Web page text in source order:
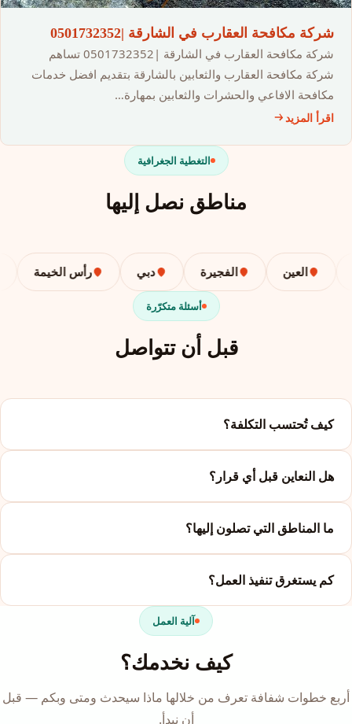
شركة مكافحة العقارب في الشارقة |0501732352
شركة مكافحة العقارب في الشارقة |0501732352 تساهم
شركة مكافحة العقارب والثعابين بالشارقة بتقديم افضل خدمات
مكافحة الافاعي والحشرات والثعابين بمهارة…
اقرأ المزيد
التغطية الجغرافية
مناطق نصل إليها
العين الفجيرة دبي رأس الخيمة
أسئلة متكرّرة
قبل أن تتواصل
كيف تُحتسب التكلفة؟
هل النعاين قبل أي قرار؟
ما المناطق التي تصلون إليها؟
كم يستغرق تنفيذ العمل؟
آلية العمل
كيف نخدمك؟
أربع خطوات شفافة تعرف من خلالها ماذا سيحدث ومتى وبكم — قبل
أن نبدأ.